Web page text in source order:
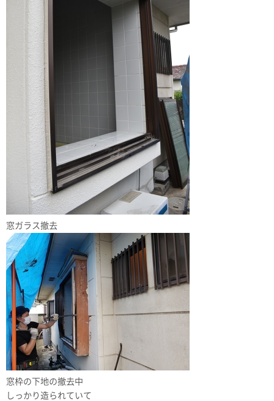
窓ガラス撤去
窓枠の下地の撤去中
しっかり造られていて